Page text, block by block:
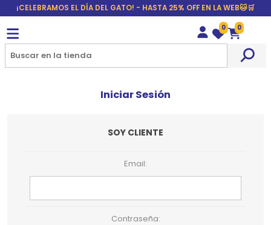
¡CELEBRAMOS EL DÍA DEL GATO! - HASTA 25% OFF EN LA WEB🐱🛒
Wishlist
0
Carrito
0
Iniciar Sesión
SOY CLIENTE
Email:
Contraseña: